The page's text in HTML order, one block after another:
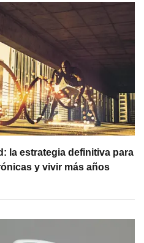
la estrategia definitiva para
y vivir más años